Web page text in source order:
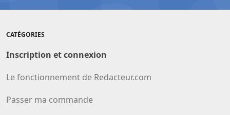
CATÉGORIES
Inscription et connexion
Le fonctionnement de Redacteur.com
Passer ma commande